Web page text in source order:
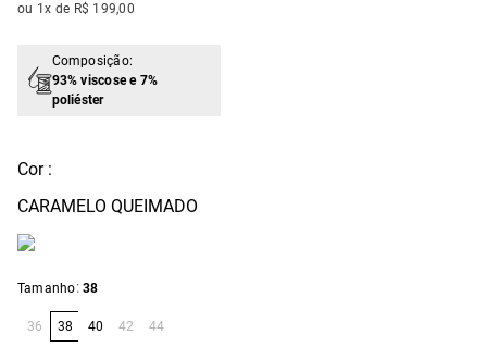
ou 1x de R$ 199,00
Composição:
93% viscose e 7%
poliéster
Cor :
CARAMELO QUEIMADO
Tamanho: 38
36 38 40 42 44
jeans
º vestido curto